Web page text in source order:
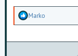
A
Marko